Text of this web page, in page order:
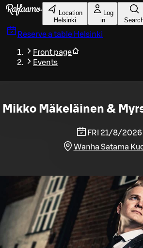
Skip to main content
Location
Helsinki
Log
in
Reserve a table Helsinki
Front page
Events
Mikko Mäkeläinen &
FRI 21/8/2026
Wanha Satama